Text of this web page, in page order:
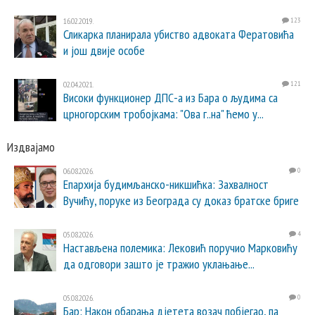
16.02.2019. 123
Сликарка планирала убиство адвоката Фератовића
и још двије особе
02.04.2021. 121
Високи функционер ДПС-а из Бара о људима са
црногорским тробојкама: "Ова г..на" ћемо у...
Издвајамо
06.08.2026. 0
Епархија будимљанско-никшићка: Захвалност
Вучићу, поруке из Београда су доказ братске бриге
05.08.2026. 4
Настављена полемика: Лековић поручио Марковићу
да одговори зашто је тражио уклањање...
05.08.2026. 0
Бар: Након обарања дјетета возач побјегао, па